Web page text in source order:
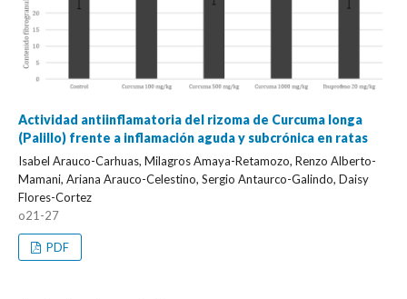
Actividad antiinflamatoria del rizoma de Curcuma longa
(Palillo) frente a inflamación aguda y subcrónica en ratas
Isabel Arauco-Carhuas, Milagros Amaya-Retamozo, Renzo Alberto-
Mamani, Ariana Arauco-Celestino, Sergio Antaurco-Galindo, Daisy
Flores-Cortez
o21-27
PDF